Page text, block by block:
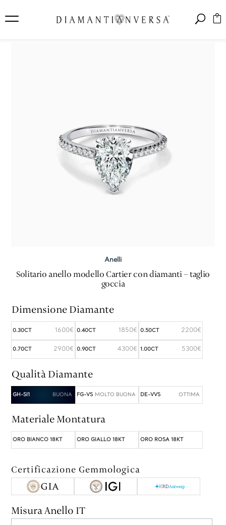
Anelli
Solitario anello modello Cartier con diamanti – taglio
goccia
Dimensione Diamante
0.30CT 1600€ 0.40CT 1850€ 0.50CT 2200€
0.70CT 2900€ 0.90CT 4300€ 1.00CT 5300€
Qualità Diamante
GH-SI1 FG-VS DE-VVS
Materiale Montatura
ORO BIANCO 18KT ORO GIALLO 18KT ORO ROSA 18KT
Certificazione Gemmologica
Misura Anello IT